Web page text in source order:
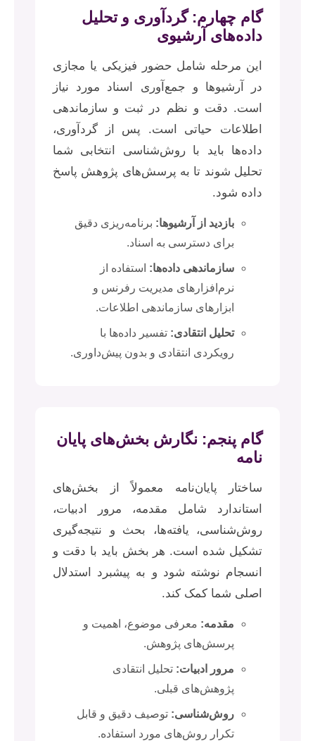
گام چهارم: گردآوری و تحلیل
داده‌های آرشیوی
این مرحله شامل حضور فیزیکی یا مجازی
در آرشیوها و جمع‌آوری اسناد مورد نیاز
است. دقت و نظم در ثبت و سازماندهی
اطلاعات حیاتی است. پس از گردآوری،
داده‌ها باید با روش‌شناسی انتخابی شما
تحلیل شوند تا به پرسش‌های پژوهش پاسخ
داده شود.
بازدید از آرشیوها: برنامه‌ریزی دقیق
برای دسترسی به اسناد.
سازماندهی داده‌ها: استفاده از
نرم‌افزارهای مدیریت رفرنس و
ابزارهای سازماندهی اطلاعات.
تحلیل انتقادی: تفسیر داده‌ها با
رویکردی انتقادی و بدون پیش‌داوری.
گام پنجم: نگارش بخش‌های پایان
نامه
ساختار پایان‌نامه معمولاً از بخش‌های
استاندارد شامل مقدمه، مرور ادبیات،
روش‌شناسی، یافته‌ها، بحث و نتیجه‌گیری
تشکیل شده است. هر بخش باید با دقت و
انسجام نوشته شود و به پیشبرد استدلال
اصلی شما کمک کند.
مقدمه: معرفی موضوع، اهمیت و
پرسش‌های پژوهش.
مرور ادبیات: تحلیل انتقادی
پژوهش‌های قبلی.
روش‌شناسی: توصیف دقیق و قابل
تکرار روش‌های مورد استفاده.